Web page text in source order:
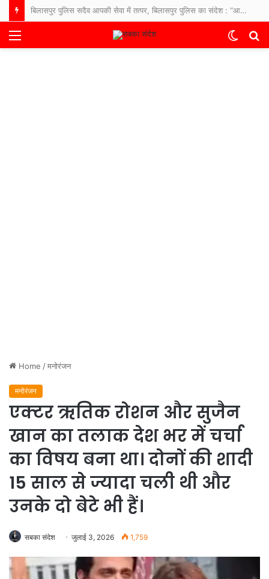
बिलासपुर पुलिस सदैव आपकी सेवा में तत्पर, बिलासपुर पुलिस का संदेश : “आपकी एक आस, आपकी अमानत, आपके पास।”
Menu
Switch
Home /मनोरंजन
मनोरंजन
एक्टर ऋतिक रोशन और सुजैन
खान का तलाक देश भर में चर्चा
का विषय बना था। दोनों की शादी
15 साल से ज्यादा चली थी और
उनके दो बेटे भी हैं।
सबका संदेश जुलाई 3, 2026 1,759